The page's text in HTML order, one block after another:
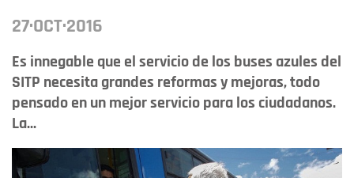
27·OCT·2016
Es innegable que el servicio de los buses azules del
SITP necesita grandes reformas y mejoras, todo
pensado en un mejor servicio para los ciudadanos.
La...